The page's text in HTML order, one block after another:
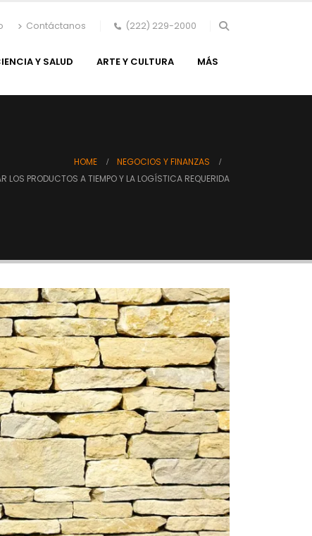
Contáctanos (222) 229-2000
Y SALUD ARTE Y CULTURA MÁS
HOME
NEGOCIOS Y FINANZAS
LOS PRODUCTOS A TIEMPO Y LA LOGÍSTICA REQUERIDA